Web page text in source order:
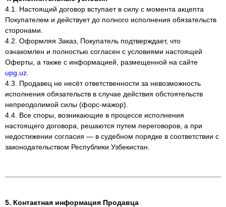
4.1. Настоящий договор вступает в силу с момента акцепта
Покупателем и действует до полного исполнения обязательств
сторонами.
4.2. Оформляя Заказ, Покупатель подтверждает, что
ознакомлен и полностью согласен с условиями настоящей
Оферты, а также с информацией, размещенной на сайте
upg.uz
4.3. Продавец не несёт ответственности за невозможность
исполнения обязательств в случае действия обстоятельств
непреодолимой силы (форс-мажор).
4.4. Все споры, возникающие в процессе исполнения
настоящего договора, решаются путем переговоров, а при
недостижении согласия — в судебном порядке в соответствии с
законодательством Республики Узбекистан.
5. Контактная информация Продавца